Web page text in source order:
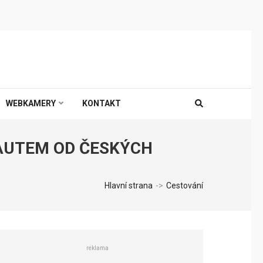
WEBKAMERY KONTAKT
OD ČESKÝCH
Hlavní strana -> Cestování
reklama